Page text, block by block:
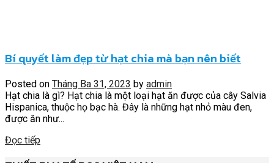
Bí quyết làm đẹp từ hạt chia mà bạn nên biết
Posted on Tháng Ba 31, 2023 by admin
Hạt chia là gì? Hạt chia là một loại hạt ăn được của cây Salvia
Hispanica, thuộc họ bạc hà. Đây là những hạt nhỏ màu đen,
được ăn như...
Đọc tiếp